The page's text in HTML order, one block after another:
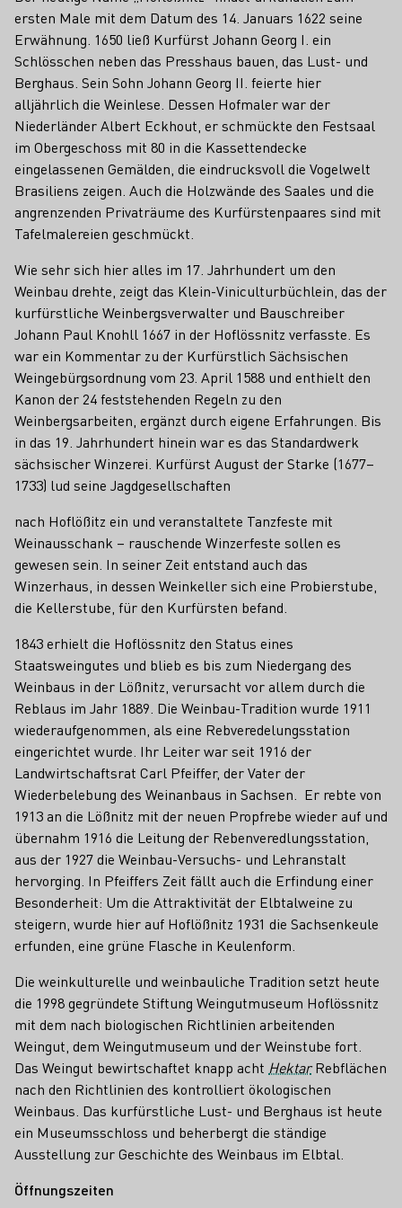
ersten Male mit dem Datum des 14. Januars 1622 seine
Erwähnung. 1650 ließ Kurfürst Johann Georg I. ein
Schlösschen neben das Presshaus bauen, das Lust- und
Berghaus. Sein Sohn Johann Georg II. feierte hier
alljährlich die Weinlese. Dessen Hofmaler war der
Niederländer Albert Eckhout, er schmückte den Festsaal
im Obergeschoss mit 80 in die Kassettendecke
eingelassenen Gemälden, die eindrucksvoll die Vogelwelt
Brasiliens zeigen. Auch die Holzwände des Saales und die
angrenzenden Privaträume des Kurfürstenpaares sind mit
Tafelmalereien geschmückt.
Wie sehr sich hier alles im 17. Jahrhundert um den
Weinbau drehte, zeigt das Klein-Viniculturbüchlein, das der
kurfürstliche Weinbergsverwalter und Bauschreiber
Johann Paul Knohll 1667 in der Hoflössnitz verfasste. Es
war ein Kommentar zu der Kurfürstlich Sächsischen
Weingebürgsordnung vom 23. April 1588 und enthielt den
Kanon der 24 feststehenden Regeln zu den
Weinbergsarbeiten, ergänzt durch eigene Erfahrungen. Bis
in das 19. Jahrhundert hinein war es das Standardwerk
sächsischer Winzerei. Kurfürst August der Starke (1677–
1733) lud seine Jagdgesellschaften
nach Hoflößitz ein und veranstaltete Tanzfeste mit
Weinausschank – rauschende Winzerfeste sollen es
gewesen sein. In seiner Zeit entstand auch das
Winzerhaus, in dessen Weinkeller sich eine Probierstube,
die Kellerstube, für den Kurfürsten befand.
1843 erhielt die Hoflössnitz den Status eines
Staatsweingutes und blieb es bis zum Niedergang des
Weinbaus in der Lößnitz, verursacht vor allem durch die
Reblaus im Jahr 1889. Die Weinbau-Tradition wurde 1911
wiederaufgenommen, als eine Rebveredelungsstation
eingerichtet wurde. Ihr Leiter war seit 1916 der
Landwirtschaftsrat Carl Pfeiffer, der Vater der
Wiederbelebung des Weinanbaus in Sachsen. Er rebte von
1913 an die Lößnitz mit der neuen Propfrebe wieder auf und
übernahm 1916 die Leitung der Rebenveredlungsstation,
aus der 1927 die Weinbau-Versuchs- und Lehranstalt
hervorging. In Pfeiffers Zeit fällt auch die Erfindung einer
Besonderheit: Um die Attraktivität der Elbtalweine zu
steigern, wurde hier auf Hoflößnitz 1931 die Sachsenkeule
erfunden, eine grüne Flasche in Keulenform.
Die weinkulturelle und weinbauliche Tradition setzt heute
die 1998 gegründete Stiftung Weingutmuseum Hoflössnitz
mit dem nach biologischen Richtlinien arbeitenden
Weingut, dem Weingutmuseum und der Weinstube fort.
Das Weingut bewirtschaftet knapp acht HektarRebflächen
nach den Richtlinien des kontrolliert ökologischen
Weinbaus. Das kurfürstliche Lust- und Berghaus ist heute
ein Museumsschloss und beherbergt die ständige
Ausstellung zur Geschichte des Weinbaus im Elbtal.
Öffnungszeiten